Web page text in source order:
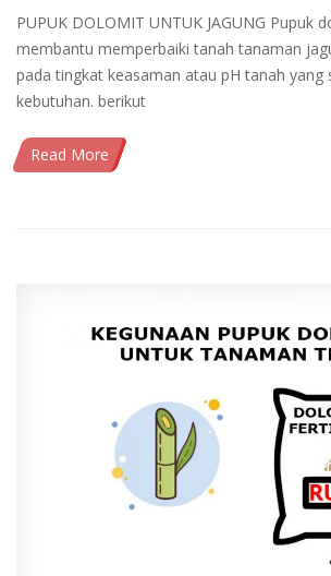
PUPUK DOLOMIT UNTUK JAGUNG Pupuk
membantu memperbaiki tanah tanaman
pada tingkat keasaman atau pH tanah yang
kebutuhan. berikut
Read More